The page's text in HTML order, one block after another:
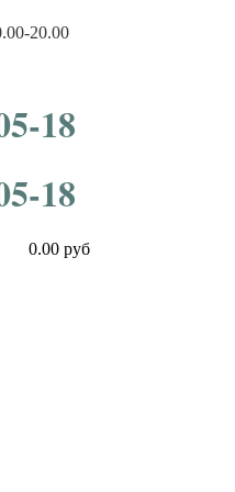
20.00
18
18
0.00 руб